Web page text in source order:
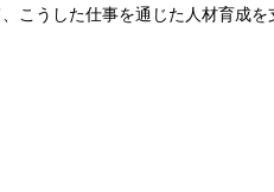
こうした仕事を通じた人材育成を